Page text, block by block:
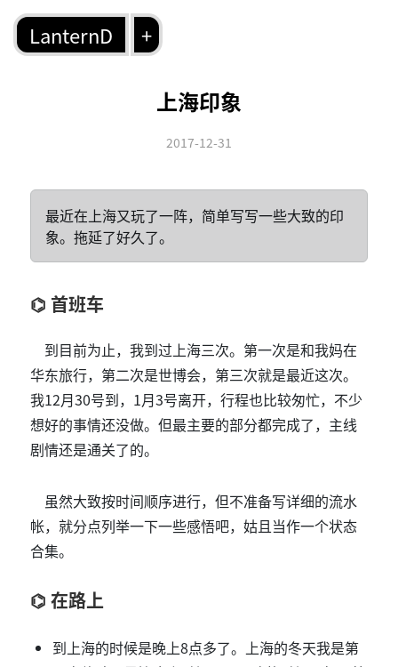
LanternD +
上海印象
2017-12-31
最近在上海又玩了一阵，简单写写一些大致的印
象。拖延了好久了。
首班车
到目前为止，我到过上海三次。第一次是和我妈在
华东旅行，第二次是世博会，第三次就是最近这次。
我12月30号到，1月3号离开，行程也比较匆忙，不少
想好的事情还没做。但最主要的部分都完成了，主线
剧情还是通关了的。
虽然大致按时间顺序进行，但不准备写详细的流水
帐，就分点列举一下一些感悟吧，姑且当作一个状态
合集。
在路上
到上海的时候是晚上8点多了。上海的冬天我是第